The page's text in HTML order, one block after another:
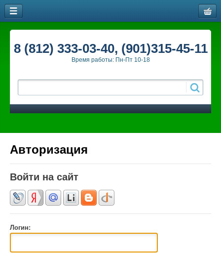
8 (812) 333-03-40, (901)315-45-11
Время работы: Пн-Пт 10-18
Авторизация
Войти на сайт
Логин: